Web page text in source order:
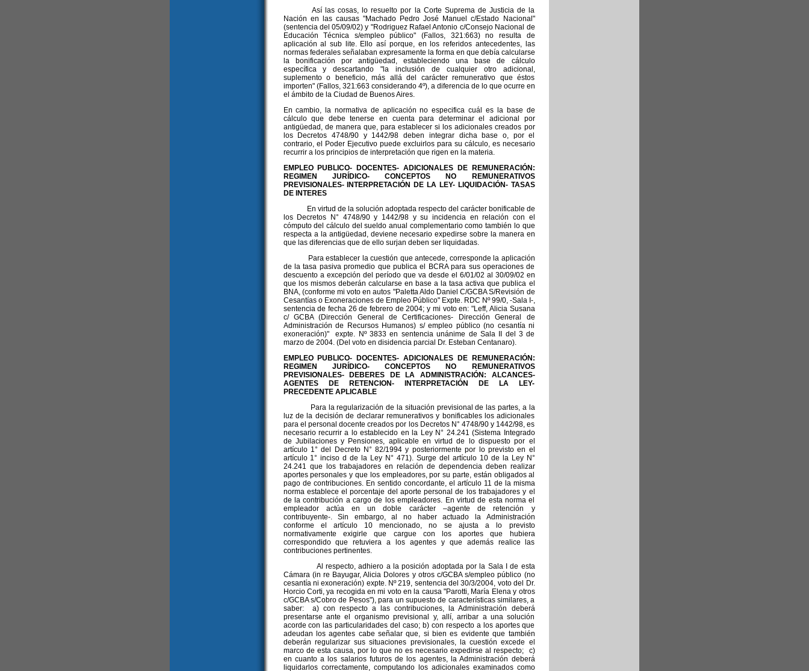
Así las cosas, lo resuelto por la Corte Suprema de Justicia de la
Nación en las causas "Machado Pedro José Manuel c/Estado Nacional"
(sentencia del 05/09/02) y "Rodriguez Rafael Antonio c/Consejo Nacional de
Educación Técnica s/empleo público" (Fallos, 321:663) no resulta de
aplicación al sub lite. Ello así porque, en los referidos antecedentes, las
normas federales señalaban expresamente la forma en que debía calcularse
la bonificación por antigüedad, estableciendo una base de cálculo
específica y descartando "la inclusión de cualquier otro adicional,
suplemento o beneficio, más allá del carácter remunerativo que éstos
importen" (Fallos, 321:663 considerando 4º), a diferencia de lo que ocurre en
el ámbito de la Ciudad de Buenos Aires.
En cambio, la normativa de aplicación no especifica cuál es la base de
cálculo que debe tenerse en cuenta para determinar el adicional por
antigüedad, de manera que, para establecer si los adicionales creados por
los Decretos 4748/90 y 1442/98 deben integrar dicha base o, por el
contrario, el Poder Ejecutivo puede excluirlos para su cálculo, es necesario
recurrir a los principios de interpretación que rigen en la materia.
EMPLEO PUBLICO- DOCENTES- ADICIONALES DE REMUNERACIÓN:
REGIMEN JURÍDICO- CONCEPTOS NO REMUNERATIVOS
PREVISIONALES- INTERPRETACIÓN DE LA LEY- LIQUIDACIÓN- TASAS
DE INTERES
En virtud de la solución adoptada respecto del carácter bonificable de
los Decretos N° 4748/90 y 1442/98 y su incidencia en relación con el
cómputo del cálculo del sueldo anual complementario como también lo que
respecta a la antigüedad, deviene necesario expedirse sobre la manera en
que las diferencias que de ello surjan deben ser liquidadas.
Para establecer la cuestión que antecede, corresponde la aplicación
de la tasa pasiva promedio que publica el BCRA para sus operaciones de
descuento a excepción del período que va desde el 6/01/02 al 30/09/02 en
que los mismos deberán calcularse en base a la tasa activa que publica el
BNA, (conforme mi voto en autos "Paletta Aldo Daniel C/GCBA S/Revisión de
Cesantías o Exoneraciones de Empleo Público" Expte. RDC Nº 99/0, -Sala I-,
sentencia de fecha 26 de febrero de 2004; y mi voto en: "Leff, Alicia Susana
c/ GCBA (Dirección General de Certificaciones- Dirección General de
Administración de Recursos Humanos) s/ empleo público (no cesantía ni
exoneración)" expte. Nº 3833 en sentencia unánime de Sala II del 3 de
marzo de 2004. (Del voto en disidencia parcial Dr. Esteban Centanaro).
EMPLEO PUBLICO- DOCENTES- ADICIONALES DE REMUNERACIÓN:
REGIMEN JURÍDICO- CONCEPTOS NO REMUNERATIVOS
PREVISIONALES- DEBERES DE LA ADMINISTRACIÓN: ALCANCES-
AGENTES DE RETENCION- INTERPRETACIÓN DE LA LEY-
PRECEDENTE APLICABLE
Para la regularización de la situación previsional de las partes, a la
luz de la decisión de declarar remunerativos y bonificables los adicionales
para el personal docente creados por los Decretos N° 4748/90 y 1442/98, es
necesario recurrir a lo establecido en la Ley N° 24.241 (Sistema Integrado
de Jubilaciones y Pensiones, aplicable en virtud de lo dispuesto por el
artículo 1° del Decreto N° 82/1994 y posteriormente por lo previsto en el
artículo 1° inciso d de la Ley N° 471). Surge del artículo 10 de la Ley N°
24.241 que los trabajadores en relación de dependencia deben realizar
aportes personales y que los empleadores, por su parte, están obligados al
pago de contribuciones. En sentido concordante, el artículo 11 de la misma
norma establece el porcentaje del aporte personal de los trabajadores y el
de la contribución a cargo de los empleadores. En virtud de esta norma el
empleador actúa en un doble carácter –agente de retención y
contribuyente-. Sin embargo, al no haber actuado la Administración
conforme el artículo 10 mencionado, no se ajusta a lo previsto
normativamente exigirle que cargue con los aportes que hubiera
correspondido que retuviera a los agentes y que además realice las
contribuciones pertinentes.
Al respecto, adhiero a la posición adoptada por la Sala I de esta
Cámara (in re Bayugar, Alicia Dolores y otros c/GCBA s/empleo público (no
cesantía ni exoneración) expte. Nº 219, sentencia del 30/3/2004, voto del Dr.
Horcio Corti, ya recogida en mi voto en la causa "Parotti, María Elena y otros
c/GCBA s/Cobro de Pesos"), para un supuesto de características similares, a
saber: a) con respecto a las contribuciones, la Administración deberá
presentarse ante el organismo previsional y, allí, arribar a una solución
acorde con las particularidades del caso; b) con respecto a los aportes que
adeudan los agentes cabe señalar que, si bien es evidente que también
deberán regularizar sus situaciones previsionales, la cuestión excede el
marco de esta causa, por lo que no es necesario expedirse al respecto; c)
en cuanto a los salarios futuros de los agentes, la Administración deberá
liquidarlos correctamente, computando los adicionales examinados como